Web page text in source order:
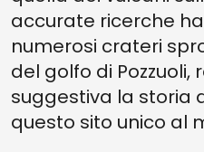
accurate ricerche
numerosi crateri
del golfo di
suggestiva la storia
questo sito unico al